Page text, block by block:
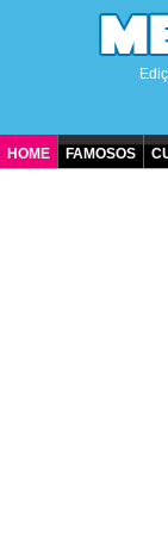
HOME FAMOSOS